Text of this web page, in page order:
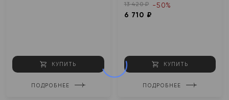
КУПИТЬ
ПОДРОБНЕЕ
13 420 ₽
6 710 ₽
-50%
КУПИТЬ
ПОДРОБНЕЕ